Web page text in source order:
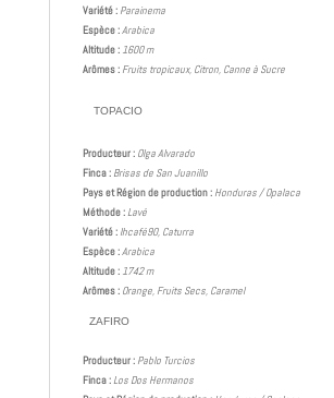
Variété : Parainema
Espèce :Arabica
Altitude : 1600 m
Arômes : Fruits tropicaux, Citron, Canne à Sucre
TOPACIO
Producteur : Olga Alvarado
Finca : Brisas de San Juanillo
Pays et Région de production : Honduras / Opalaca
Méthode :Lavé
Variété : Ihcafé90, Caturra
Espèce :Arabica
Altitude : 1742 m
Arômes : Orange, Fruits Secs, Caramel
ZAFIRO
Producteur : Pablo Turcios
Finca :Los Dos Hermanos